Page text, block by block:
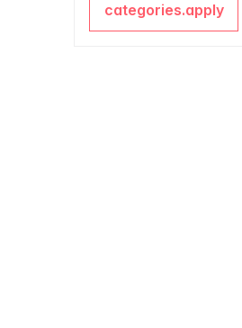
categories.apply